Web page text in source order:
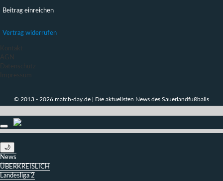
Beitrag einreichen
Vertrag widerrufen
Kontakt
AGN
Datenschutz
Impressum
© 2013 - 2026 match-day.de | Die aktuellsten News des Sauerlandfußballs
🌙
News
ÜBERKREISLICH
Landesliga 2